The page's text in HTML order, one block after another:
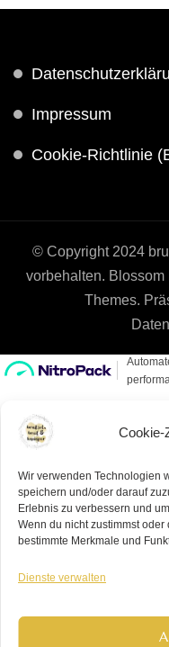
Cookie-
Wir verwenden Technologien
speichern und/oder darauf
Erlebnis zu verbessern und
Wenn du nicht zustimmst
bestimmte Merkmale und
Dienste verwalten
Impressum
Cookie-Richtlinie
© Copyright 2024
vorbehalten. Blossom
Themes.